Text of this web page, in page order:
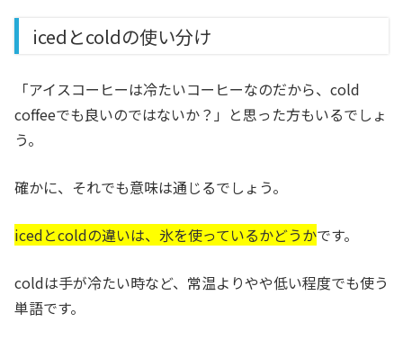
icedとcoldの使い分け
「アイスコーヒーは冷たいコーヒーなのだから、cold
coffeeでも良いのではないか？」と思った方もいるでしょ
う。
確かに、それでも意味は通じるでしょう。
icedとcoldの違いは、氷を使っているかどうかです。
coldは手が冷たい時など、常温よりやや低い程度でも使う
単語です。